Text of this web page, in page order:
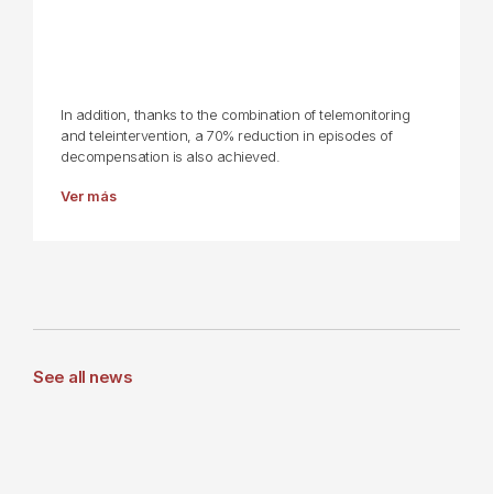
In addition, thanks to the combination of telemonitoring
and teleintervention, a 70% reduction in episodes of
decompensation is also achieved.
Ver más
See all news